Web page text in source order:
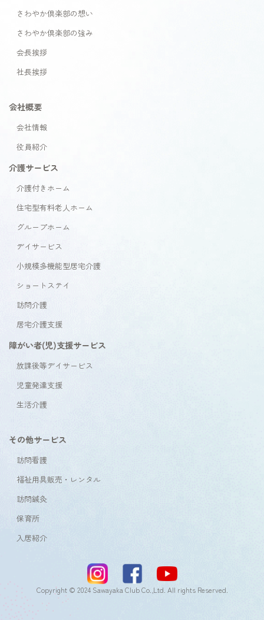
さわやか倶楽部の想い
さわやか倶楽部の強み
会長挨拶
社長挨拶
会社概要
会社情報
役員紹介
介護サービス
介護付きホーム
住宅型有料老人ホーム
グループホーム
デイサービス
小規模多機能型居宅介護
ショートステイ
訪問介護
居宅介護支援
障がい者(児)支援サービス
放課後等デイサービス
児童発達支援
生活介護
その他サービス
訪問看護
福祉用具販売・レンタル
訪問鍼灸
保育所
入居紹介
Copyright © 2024 Sawayaka Club Co.,Ltd. All rights Reserved.